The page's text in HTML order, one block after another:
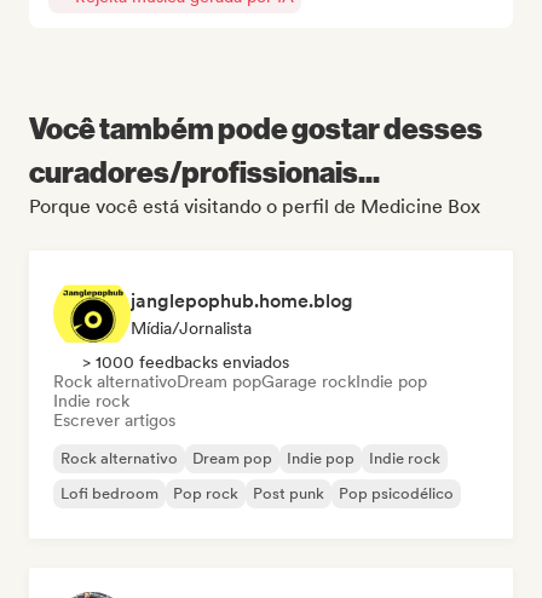
Você também pode gostar desses
curadores/profissionais...
Porque você está visitando o perfil de Medicine Box
janglepophub.home.blog
Mídia/Jornalista
> 1000 feedbacks enviados
Rock alternativoDream popGarage rockIndie pop
Indie rock
Escrever artigos
Rock alternativo Dream pop Indie pop
Indie rock
Lofi bedroom
Pop rock Post punk Pop psicodélico